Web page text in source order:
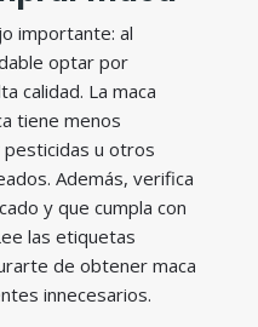
importante: al
optar por
calidad. La maca
tiene menos
u otros
Además, verifica
y que cumpla con
las etiquetas
de obtener maca
innecesarios.